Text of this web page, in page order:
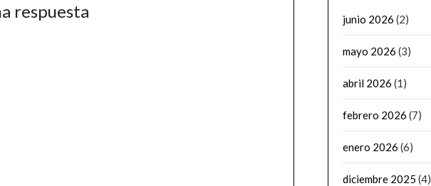
respuesta junio 2026 (2)
mayo 2026 (3)
abril 2026 (1)
febrero 2026 (7)
enero 2026 (6)
diciembre 2025 (4)